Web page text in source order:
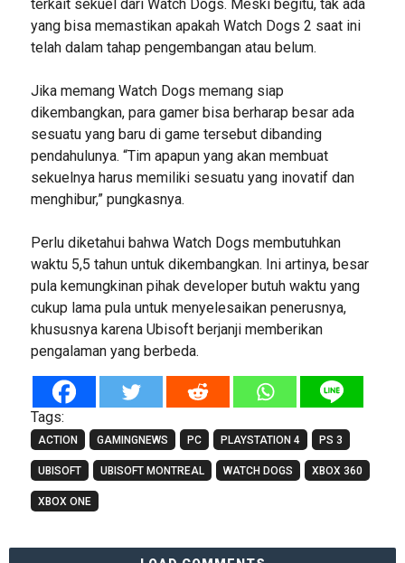
terkait sekuel dari Watch Dogs. Meski begitu, tak ada
yang bisa memastikan apakah Watch Dogs 2 saat ini
telah dalam tahap pengembangan atau belum.
Jika memang Watch Dogs memang siap
dikembangkan, para gamer bisa berharap besar ada
sesuatu yang baru di game tersebut dibanding
pendahulunya. “Tim apapun yang akan membuat
sekuelnya harus memiliki sesuatu yang inovatif dan
menghibur,” pungkasnya.
Perlu diketahui bahwa Watch Dogs membutuhkan
waktu 5,5 tahun untuk dikembangkan. Ini artinya, besar
pula kemungkinan pihak developer butuh waktu yang
cukup lama pula untuk menyelesaikan penerusnya,
khususnya karena Ubisoft berjanji memberikan
pengalaman yang berbeda.
Tags:
ACTION GAMINGNEWS PC PLAYSTATION 4 PS 3
UBISOFT UBISOFT MONTREAL WATCH DOGS XBOX 360
XBOX ONE